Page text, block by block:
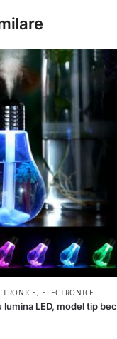
, ELECTRONICE
LED, model tip bec